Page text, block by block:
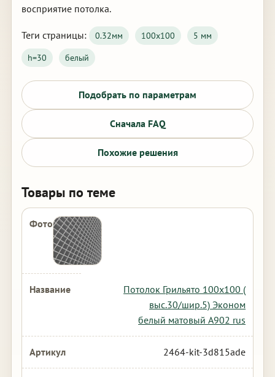
восприятие потолка.
Теги страницы: 0.32мм 100х100
5 мм
h=30
белый
Подобрать по параметрам
Сначала FAQ
Похожие решения
Товары по теме
Потолок Грильято 100х100 (
выс.30/шир.5) Эконом
белый матовый А902 rus
2464-kit-3d815ade